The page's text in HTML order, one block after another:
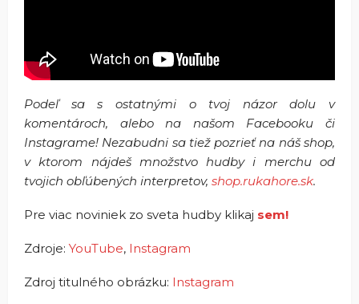
Podeľ sa s ostatnými o tvoj názor dolu v
komentároch, alebo na našom Facebooku či
Instagrame! Nezabudni sa tiež pozrieť na náš shop,
v ktorom nájdeš množstvo hudby i merchu od
tvojich obľúbených interpretov, shop.rukahore.sk.
Pre viac noviniek zo sveta hudby klikaj sem!
Zdroje: YouTube, Instagram
Zdroj titulného obrázku: Instagram